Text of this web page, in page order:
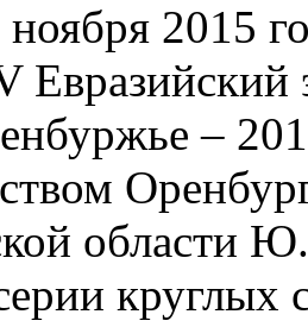
2015
Евразийский
–
области
круглых